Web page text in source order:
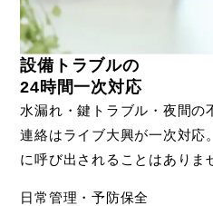
設備トラブルの
24時間一次対応
水漏れ・鍵トラブル・夜間の
連絡はライブ大興が一次対応
に呼び出されることはありま
日常管理・予防保全